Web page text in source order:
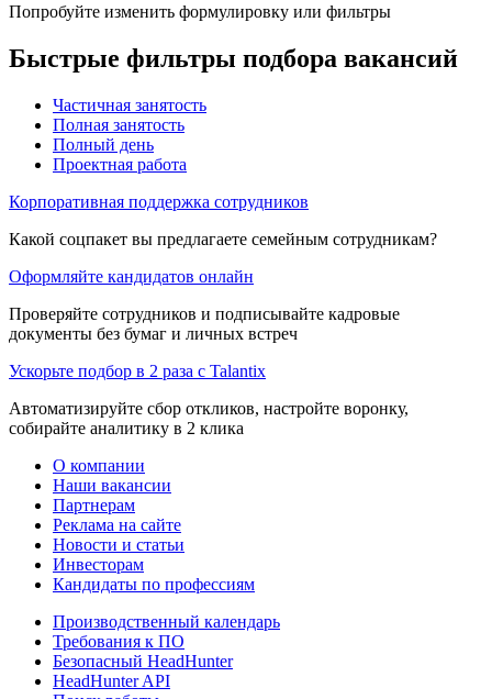
Попробуйте изменить формулировку или фильтры
Быстрые фильтры подбора вакансий
Частичная занятость
Полная занятость
Полный день
Проектная работа
Корпоративная поддержка сотрудников
Какой соцпакет вы предлагаете семейным сотрудникам?
Оформляйте кандидатов онлайн
Проверяйте сотрудников и подписывайте кадровые
документы без бумаг и личных встреч
Ускорьте подбор в 2 раза с Talantix
Автоматизируйте сбор откликов, настройте воронку,
собирайте аналитику в 2 клика
О компании
Наши вакансии
Партнерам
Реклама на сайте
Новости и статьи
Инвесторам
Кандидаты по профессиям
Производственный календарь
Требования к ПО
Безопасный HeadHunter
HeadHunter API